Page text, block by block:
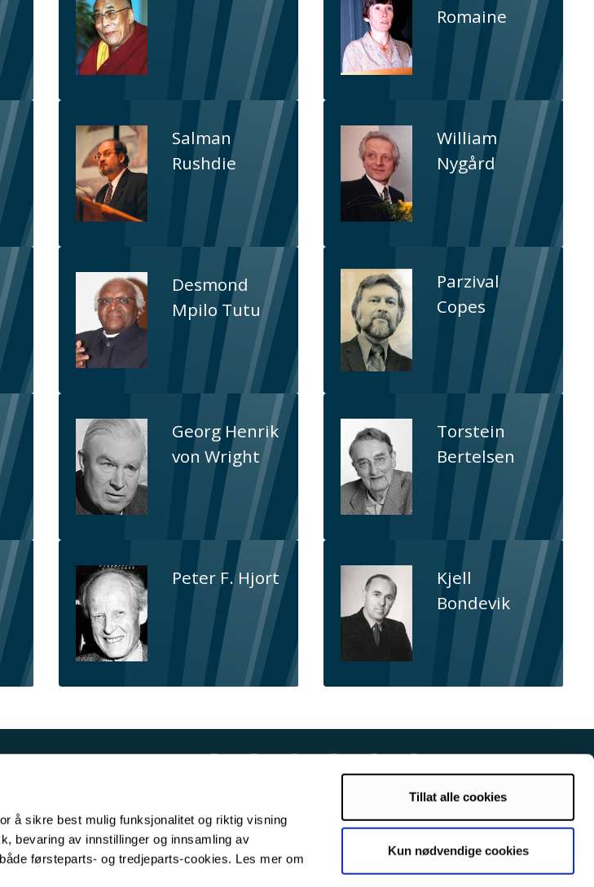
å sikre best mulig funksjonalitet og riktig visning
bevaring av innstillinger og innsamling av
førsteparts- og tredjeparts-cookies. Les mer om
Tillat alle cookies
Kun nødvendige cookies
Romaine
Salman
Rushdie
William
Nygård
Desmond
Mpilo Tutu
Parzival
Copes
Georg Henrik
von Wright
Torstein
Bertelsen
Peter F. Hjort
Kjell
Bondevik